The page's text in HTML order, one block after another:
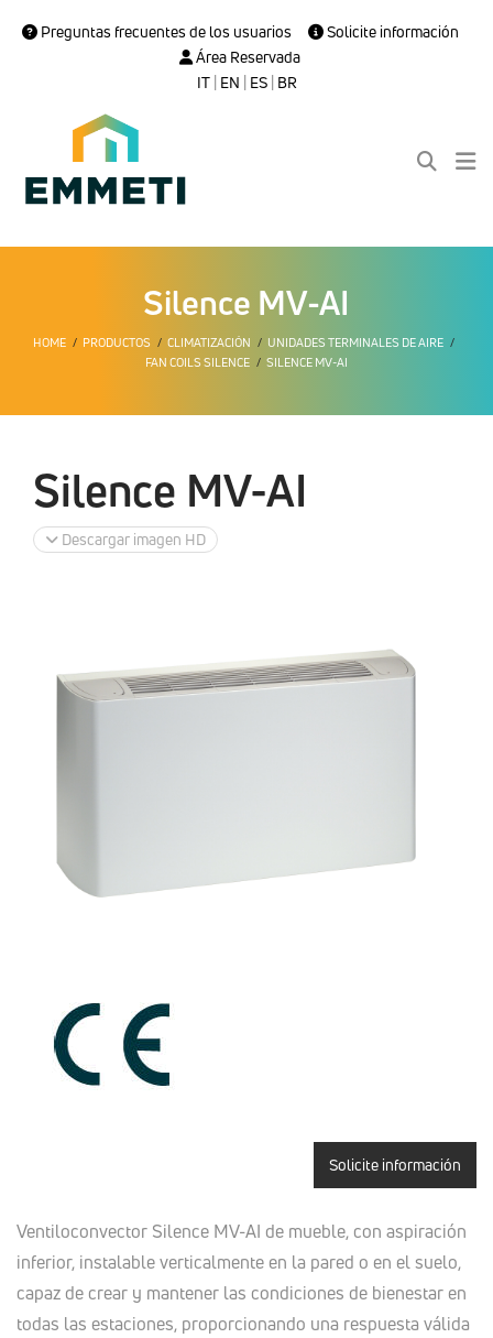
Preguntas frecuentes de los usuarios
Solicite información
Área Reservada
IT| EN | ES| BR
Silence MV-AI
HOME PRODUCTOS CLIMATIZACIÓN
UNIDADES TERMINALES DE AIRE
FAN COILS SILENCE
SILENCE MV-AI
Silence MV-AI
Descargar imagen HD
Solicite información
Ventiloconvector Silence MV-AI de mueble, con aspiración
inferior, instalable verticalmente en la pared o en el suelo,
capaz de crear y mantener las condiciones de bienestar en
todas las estaciones, proporcionando una respuesta válida